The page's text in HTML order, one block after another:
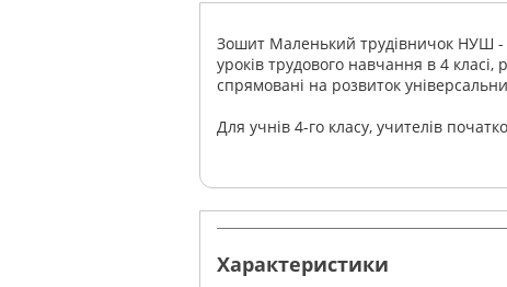
Зошит Маленький трудівничок НУШ -
уроків трудового навчання в 4
спрямовані на розвиток
Для учнів 4-го класу, учителів
Характеристики